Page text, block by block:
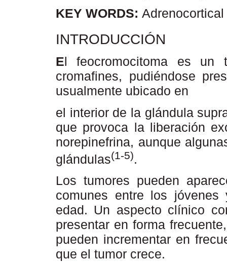
KEY WORDS:
INTRODUCCIÓN
El feocromocitoma es un
cromafines, pudiéndose
usualmente ubicado en
el interior de la glándula
que provoca la liberación
norepinefrina, aunque
glándulas(1-5).
Los tumores pueden
comunes entre los
edad. Un aspecto clínico
presentar en forma
pueden incrementar en
que el tumor crece.